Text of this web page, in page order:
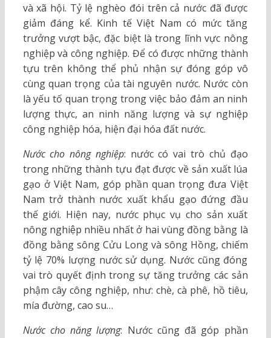
và xã hội. Tỷ lệ nghèo đói trên cả nước đã được
giảm đáng kể. Kinh tế Việt Nam có mức tăng
trưởng vượt bậc, đặc biệt là trong lĩnh vực nông
nghiệp và công nghiệp. Để có được những thành
tựu trên không thể phủ nhận sự đóng góp vô
cùng quan trọng của tài nguyên nước. Nước còn
là yếu tố quan trọng trong việc bảo đảm an ninh
lượng thực, an ninh năng lượng và sự nghiệp
công nghiệp hóa, hiện đại hóa đất nước.
Nước cho nông nghiệp: nước có vai trò chủ đạo
trong những thành tựu đạt được về sản xuất lúa
gạo ở Việt Nam, góp phần quan trọng đưa Việt
Nam trở thành nước xuất khẩu gạo đứng đầu
thế giới. Hiện nay, nước phục vụ cho sản xuất
nông nghiệp nhiều nhất ở hai vùng đồng bằng là
đồng bằng sông Cửu Long và sông Hồng, chiếm
tỷ lệ 70% lượng nước sử dụng. Nước cũng đóng
vai trò quyết định trong sự tăng trưởng các sản
phậm cây công nghiệp, như: chè, cà phê, hồ tiêu,
mía đường, cao su…
Nước cho năng lượng: Nước cũng đã góp phần